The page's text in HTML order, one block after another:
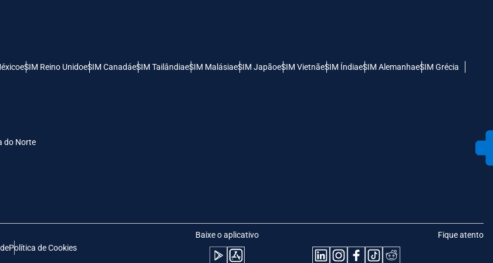
eSIM Reino UnidoeSIM CanadáeSIM TailândiaeSIM MalásiaeSIM JapãoeSIM VietnãeSIM ÍndiaeSIM AlemanhaeSIM Grécia
do Norte
Política de Cookies
Baixe o aplicativo Fique atento